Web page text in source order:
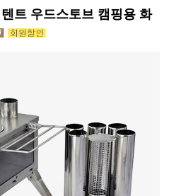
트 우드스토브 캠핑용 화